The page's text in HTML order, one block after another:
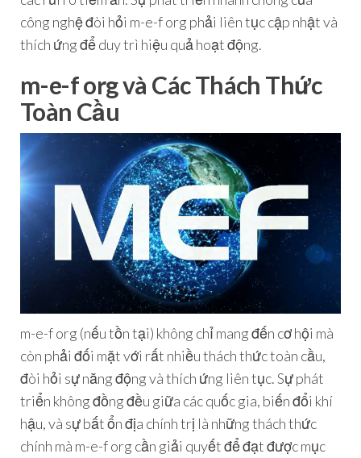
công nghệ đòi hỏi m-e-f org phải liên tục cập nhật và
thích ứng để duy trì hiệu quả hoạt động.
m-e-f org và Các Thách Thức
Toàn Cầu
m-e-f org (nếu tồn tại) không chỉ mang đến cơ hội mà
còn phải đối mặt với rất nhiều thách thức toàn cầu,
đòi hỏi sự năng động và thích ứng liên tục. Sự phát
triển không đồng đều giữa các quốc gia, biến đổi khí
hậu, và sự bất ổn địa chính trị là những thách thức
chính mà m-e-f org cần giải quyết để đạt được mục